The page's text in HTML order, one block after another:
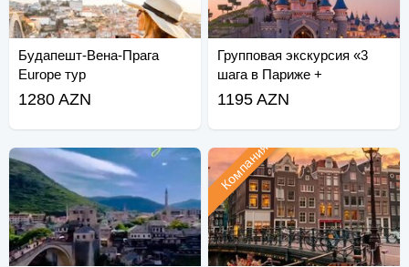
Будапешт-Вена-Прага
Europe тур
1280 AZN
Групповая экскурсия «3
шага в Париже +
Диснейленд»
1195 AZN
Компания